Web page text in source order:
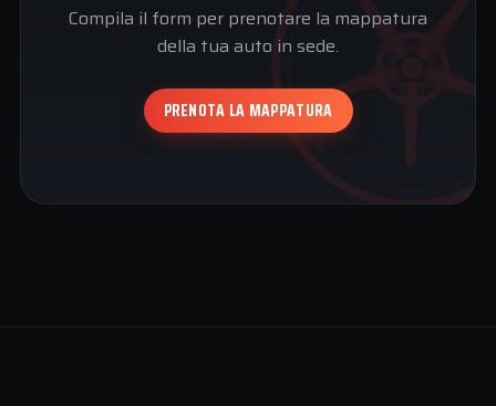
Compila il form per prenotare la mappatura
della tua auto in sede.
PRENOTA LA MAPPATURA